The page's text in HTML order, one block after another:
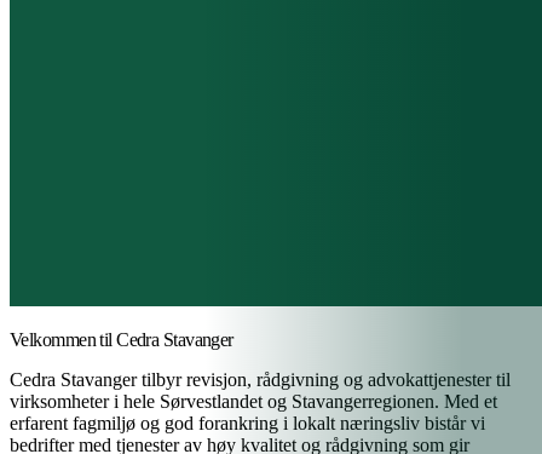
Velkommen til Cedra Stavanger
Cedra Stavanger tilbyr revisjon, rådgivning og advokattjenester til
virksomheter i hele Sørvestlandet og Stavangerregionen. Med et
erfarent fagmiljø og god forankring i lokalt næringsliv bistår vi
bedrifter med tjenester av høy kvalitet og rådgivning som gir